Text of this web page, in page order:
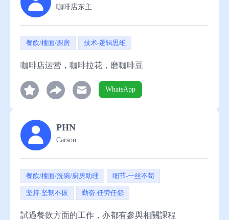
咖啡店东主
餐飲/樓面/廚房 技术-逻辑思维
咖啡店运营，咖啡拉花，磨咖啡豆
WhatsApp
PHN
Carson
餐飲/樓面/洗碗/廚房助理 细节-一丝不苟
坚持-坚韧不拔 勤奋-任劳任怨
試過餐飲方面的工作，亦都有參與相關課程